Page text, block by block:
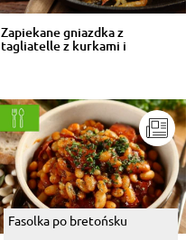
Zapiekane gniazdka z
tagliatelle z kurkami i
Fasolka po bretońsku